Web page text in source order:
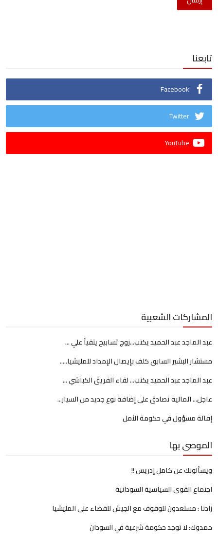
تابعنا
Facebook
Twitter
YouTube
المشاركات الشعبية
عبد الماجد عبد الحميد يكتب...زوج تسابيح يتقيأ علي ...
مستشار البشير السابق كلف بإيصال الإمداد للمليشيا.....
عبد الماجد عبد الحميد يكتب... لقاء الفريق الكباشي ...
عاجل... المالية تصادق على إضافة نوع جديد من السيار...
إقالة مسؤول في حكومة الأمل
الموصى بها
ويسألونك عن كامل إدريس !!
اجتماع القوى السياسية السودانية
زادنا : مستعدون للوقوف مع الجيش للقضاء على المليشيا
حمدوك: لا توجد حكومة شرعية في السودان